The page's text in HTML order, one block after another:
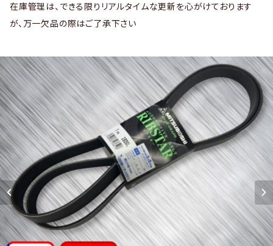
在庫管理は、できる限りリアルタイムな更新を心がけております
が、万一欠品の際はご了承下さい